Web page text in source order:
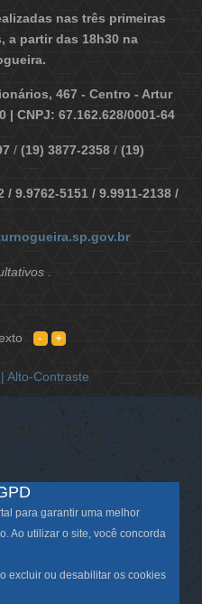
nas três primeiras
a partir das 18h30 na
467 - Centro - Artur
| CNPJ: 67.162.628/0001-64
/ (19) 3877-2358 / (19)
/ 9.9762-5151 / 9.9911-2138 /
.
Alto-Contraste
Sticky
para garantir uma melhor
Ao utilizar o site, você concorda
excluir ou desabilitar os cookies